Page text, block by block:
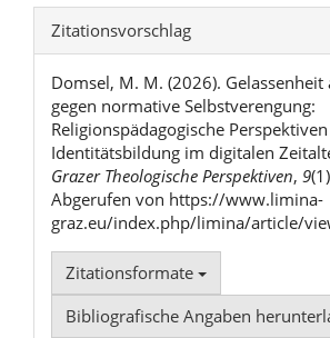
Artikel-
Details
Zitationsvorschlag
Domsel, M. M. (2026). Gelassenheit
gegen normative Selbstverengung:
Religionspädagogische
Identitätsbildung im digitalen
Grazer Theologische Perspektiven, 9
Abgerufen von https://www.limina-
graz.eu/index.php/limina/article/
Zitationsformate
Bibliografische Angaben